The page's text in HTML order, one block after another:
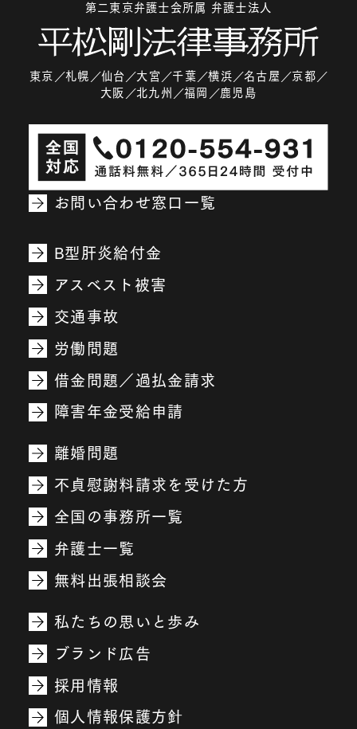
第二東京弁護士会所属 弁護士法人
東京 札幌 仙台 大宮 千葉 横浜 名古屋
京都
大阪
北九州 福岡 鹿児島
お問い合わせ窓口一覧
B型肝炎給付金
アスベスト被害
交通事故
労働問題
借金問題／過払金請求
障害年金受給申請
離婚問題
不貞慰謝料請求を受けた方
全国の事務所一覧
弁護士一覧
無料出張相談会
私たちの思いと歩み
ブランド広告
採用情報
個人情報保護方針